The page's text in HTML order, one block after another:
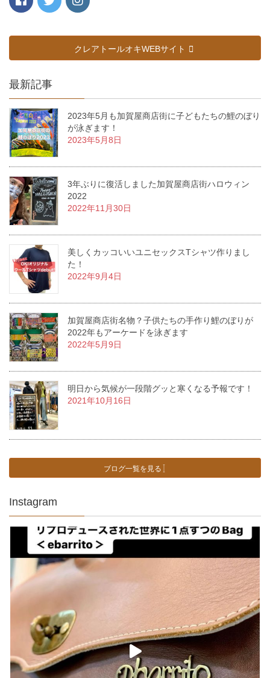
クレアトールオキWEBサイト
最新記事
2023年5月も加賀屋商店街に子どもたちの鯉のぼり
が泳ぎます！
2023年5月8日
3年ぶりに復活しました加賀屋商店街ハロウィン
2022
2022年11月30日
美しくカッコいいユニセックスTシャツ作りまし
た！
2022年9月4日
加賀屋商店街名物？子供たちの手作り鯉のぼりが
2022年もアーケードを泳ぎます
2022年5月9日
明日から気候が一段階グッと寒くなる予報です！
2021年10月16日
ブログ一覧を見る
Instagram